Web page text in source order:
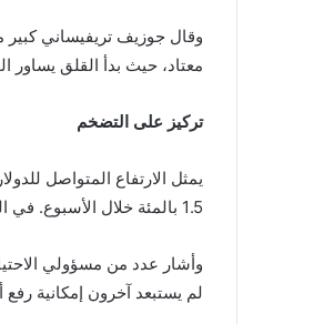
وقال جوزيف تريفيساني
معتاد، حيث بدأ القلق يساور
تركيز على التضخم
يمثل الارتفاع المتواصل
1.5 بالمئة خلال الأسبوع. في المقابل، انخفض اليورو نحو 1.4 بالمئة خلال الأسبوع، وهو أكبر انخفاض في شهرين.
وأشار عدد من مسؤولي
⁠لم يستبعد آخرون إمكانية